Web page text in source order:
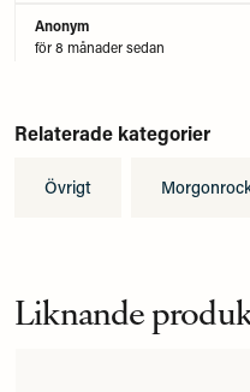
Anonym
för 8 månader sedan
för 10 månader sedan
Relaterade kategorier
Övrigt
Liknande